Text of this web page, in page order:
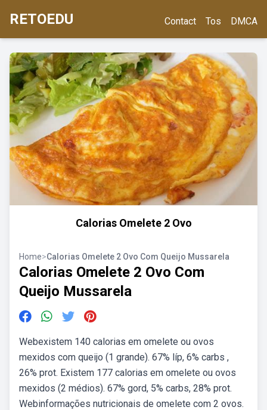
RETOEDU Contact Tos DMCA
Calorias Omelete 2 Ovo
Home>Calorias Omelete 2 Ovo Com Queijo Mussarela
Calorias Omelete 2 Ovo Com
Queijo Mussarela
Webexistem 140 calorias em omelete ou ovos
mexidos com queijo (1 grande). 67% líp, 6% carbs ,
26% prot. Existem 177 calorias em omelete ou ovos
mexidos (2 médios). 67% gord, 5% carbs, 28% prot.
Webinformações nutricionais de omelete com 2 ovos.